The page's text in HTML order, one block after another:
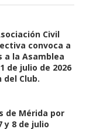
Civil
convoca a
a la Asamblea
de julio de 2026
del Club.
de Mérida por
y 8 de julio